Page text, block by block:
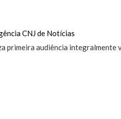
CNJ de Notícias